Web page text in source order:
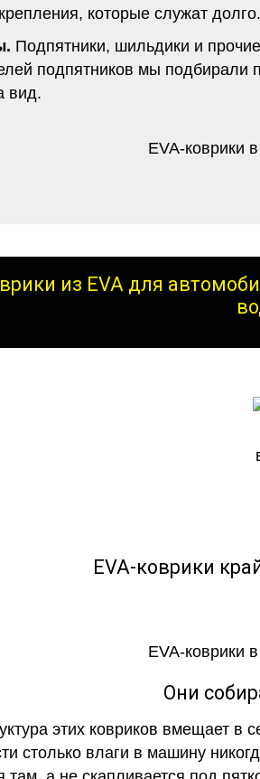
которые служат
Подпятники, шильдики и
подпятников мы подбирали
вид.
из EVA для
EVA-коврики
Они
этих ковриков вмещает в
столько влаги в машину